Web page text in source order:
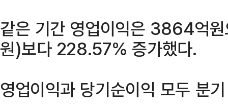
같은 기간 영업이익은 3864억
원)보다 228.57% 증가했다.
영업이익과 당기순이익 모두 분